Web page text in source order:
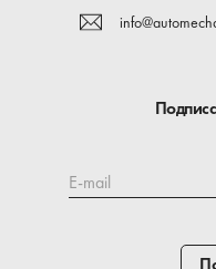
E-mail